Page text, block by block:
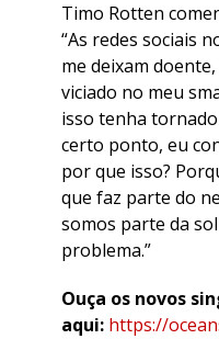
Timo Rotten
“As redes sociais
me deixam
viciado no meu
isso tenha
certo ponto, eu
por que isso?
que faz parte do
somos parte da
problema.”
Ouça os novos
aqui: https://